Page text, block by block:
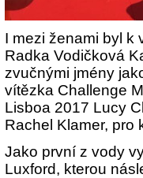
I mezi ženami byl k
Radka Vodičková
zvučnými jmény
vítězka Challenge
Lisboa 2017 Lucy
Rachel Klamer, pro
Jako první z vody
Luxford, kterou